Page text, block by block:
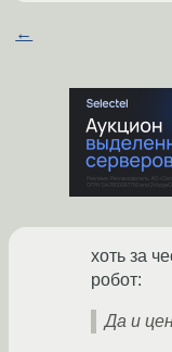
←
хоть за
робот:
Да и